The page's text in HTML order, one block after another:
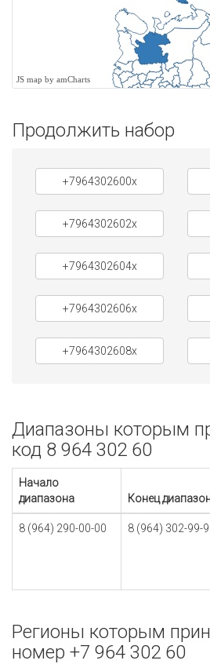
JS map by amCharts
Продолжить набор
+7964302600x
+7964302602x
+7964302604x
+7964302606x
+7964302608x
Диапазоны которым
код 8 964 302 60
Начало
диапазона
Конец
8 (964) 290-00-00 8 (964) 302-99-
Регионы которым
номер +7 964 302 60